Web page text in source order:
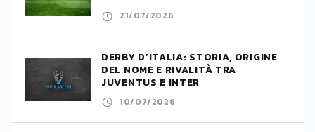
21/07/2026
DERBY D’ITALIA: STORIA, ORIGINE
DEL NOME E RIVALITÀ TRA
JUVENTUS E INTER
10/07/2026